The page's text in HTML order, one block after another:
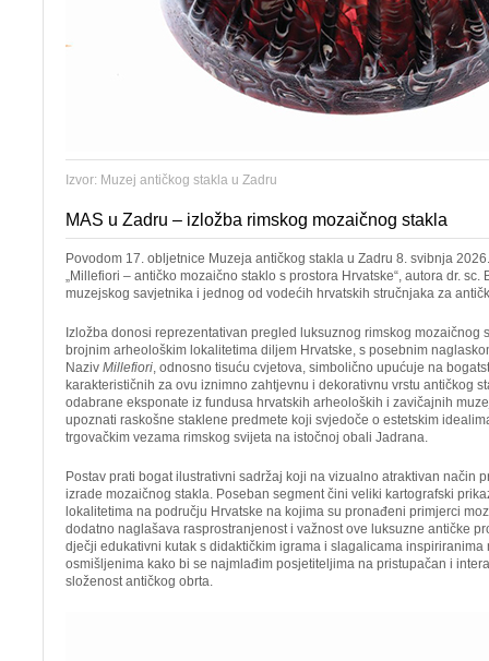
Izvor: Muzej antičkog stakla u Zadru
MAS u Zadru – izložba rimskog mozaičnog stakla
Povodom 17. obljetnice Muzeja antičkog stakla u Zadru 8. svibnja
„Millefiori – antičko mozaično staklo s prostora Hrvatske“, autora dr. sc.
muzejskog savjetnika i jednog od vodećih hrvatskih stručnjaka za
Izložba donosi reprezentativan pregled luksuznog rimskog mozaičnog
brojnim arheološkim lokalitetima diljem Hrvatske, s posebnim
Naziv Millefiori, odnosno tisuću cvjetova, simbolično upućuje na
karakterističnih za ovu iznimno zahtjevnu i dekorativnu vrstu antičkog
odabrane eksponate iz fundusa hrvatskih arheoloških i zavičajnih
upoznati raskošne staklene predmete koji svjedoče o estetskim
trgovačkim vezama rimskog svijeta na istočnoj obali Jadrana.
Postav prati bogat ilustrativni sadržaj koji na vizualno atraktivan način
izrade mozaičnog stakla. Poseban segment čini veliki kartografski
lokalitetima na području Hrvatske na kojima su pronađeni primjerci
dodatno naglašava rasprostranjenost i važnost ove luksuzne antičke
dječji edukativni kutak s didaktičkim igrama i slagalicama inspiriranima
osmišljenima kako bi se najmlađim posjetiteljima na pristupačan i
složenost antičkog obrta.